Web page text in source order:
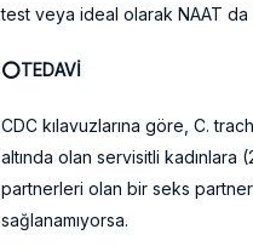
test veya ideal olarak NAAT da
⭕️TEDAVİ
CDC kılavuzlarına göre, C.
altında olan servisitli kadınlara
partnerleri olan bir seks
sağlanamıyorsa.